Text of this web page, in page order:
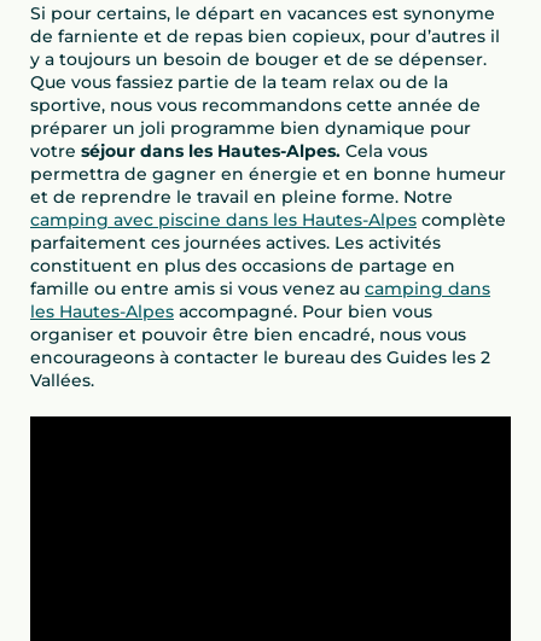
Si pour certains, le départ en vacances est synonyme
de farniente et de repas bien copieux, pour d’autres il
y a toujours un besoin de bouger et de se dépenser.
Que vous fassiez partie de la team relax ou de la
sportive, nous vous recommandons cette année de
préparer un joli programme bien dynamique pour
votre séjour dans les Hautes-Alpes. Cela vous
permettra de gagner en énergie et en bonne humeur
et de reprendre le travail en pleine forme. Notre
camping avec piscine dans les Hautes-Alpes complète
parfaitement ces journées actives. Les activités
constituent en plus des occasions de partage en
famille ou entre amis si vous venez au camping dans
les Hautes-Alpes accompagné. Pour bien vous
organiser et pouvoir être bien encadré, nous vous
encourageons à contacter le bureau des Guides les 2
Vallées.